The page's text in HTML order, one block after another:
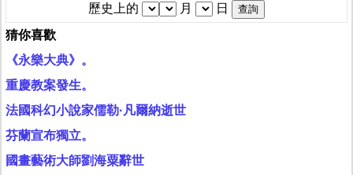
歷史上的 月 日
猜你喜歡
《永樂大典》。
重慶教案發生。
法國科幻小說家儒勒·凡爾納逝世
芬蘭宣布獨立。
國畫藝術大師劉海粟辭世